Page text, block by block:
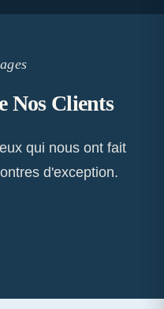
Nos Clients
qui nous ont fait
d'exception.